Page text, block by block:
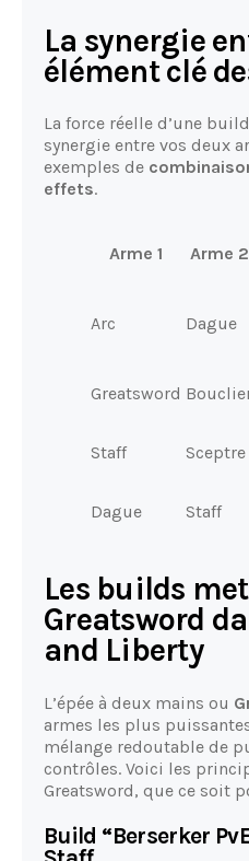
La synergie
élément clé
La force réelle d’une
synergie entre vos deux
exemples de
effets.
Arme 1 Arme 2
Arc Dague
Greatsword
Staff
Sceptre
Dague Staff
Les builds
Greatsword
and Liberty
L’épée à deux mains ou
armes les plus
mélange redoutable de
contrôles. Voici les
Greatsword, que ce soit
Build “Berserker